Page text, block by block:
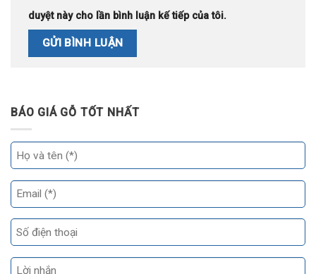
duyệt này cho lần bình luận kế tiếp của tôi.
BÁO GIÁ GỖ TỐT NHẤT